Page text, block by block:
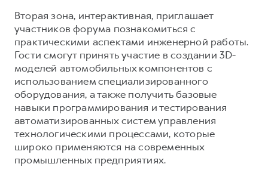
Вторая зона, интерактивная, приглашает
участников форума познакомиться с
практическими аспектами инженерной работы.
Гости смогут принять участие в создании 3D-
моделей автомобильных компонентов с
использованием специализированного
оборудования, а также получить базовые
навыки программирования и тестирования
автоматизированных систем управления
технологическими процессами, которые
широко применяются на современных
промышленных предприятиях.